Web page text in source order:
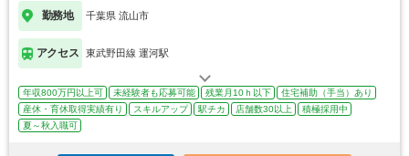
勤務地 千葉県 流山市
アクセス 東武野田線 運河駅
年収800万円以上可 未経験者も応募可能 残業月10ｈ以下
住宅補助（手当）あり
産休・育休取得実績有り
スキルアップ 駅チカ 店舗数30以上
積極採用中
夏～秋入職可